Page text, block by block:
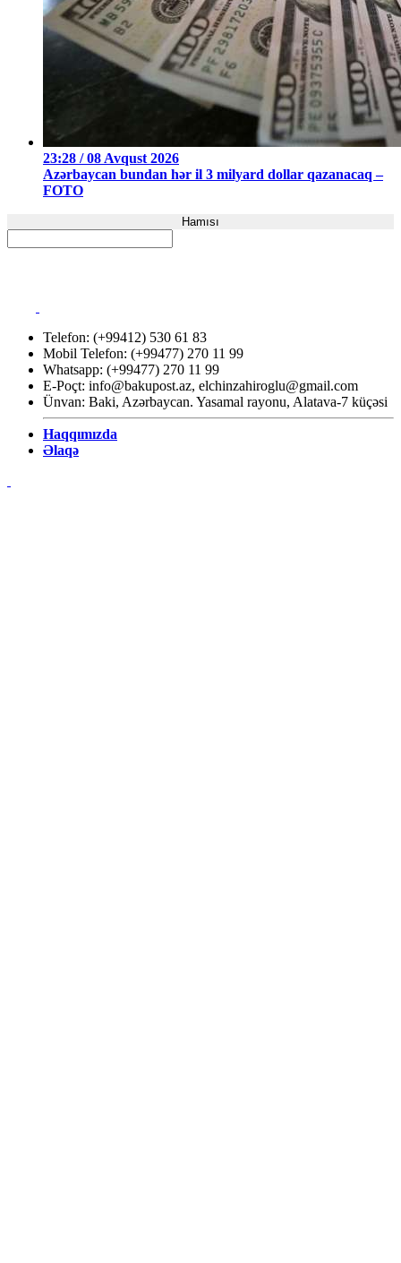
23:28 / 08 Avqust 2026
Azərbaycan bundan hər il 3 milyard dollar qazanacaq –
FOTO
Hamısı
Telefon: (+99412) 530 61 83
Mobil Telefon: (+99477) 270 11 99
Whatsapp: (+99477) 270 11 99
E-Poçt: info@bakupost.az, elchinzahiroglu@gmail.com
Ünvan: Baki, Azərbaycan. Yasamal rayonu, Alatava-7 küçəsi
Haqqımızda
Əlaqə